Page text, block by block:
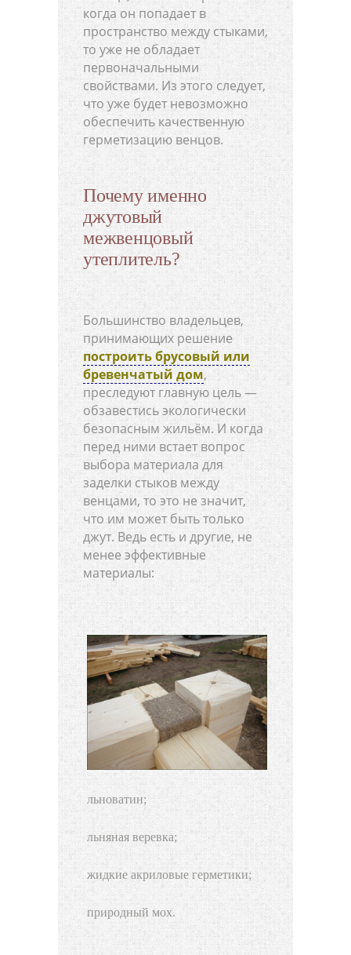
когда он попадает в
пространство между стыками,
то уже не обладает
первоначальными
свойствами. Из этого следует,
что уже будет невозможно
обеспечить качественную
герметизацию венцов.
Почему именно
джутовый
межвенцовый
утеплитель?
Большинство владельцев,
принимающих решение
построить брусовый или
бревенчатый дом,
преследуют главную цель —
обзавестись экологически
безопасным жильём. И когда
перед ними встает вопрос
выбора материала для
заделки стыков между
венцами, то это не значит,
что им может быть только
джут. Ведь есть и другие, не
менее эффективные
материалы:
льноватин;
льняная веревка;
жидкие акриловые герметики;
природный мох.